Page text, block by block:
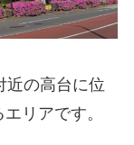
近の高台に位
リアです。